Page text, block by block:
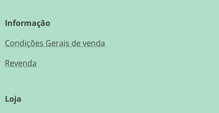
Informação
Condições Gerais de venda
Revenda
Loja